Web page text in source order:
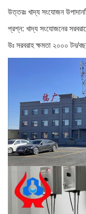
উত্তরঃ খাদ্য সংযোজন
প্রশ্ন: খাদ্য সংযোজনের
উঃ সরবরাহ ক্ষমতা ২০০০ টন/